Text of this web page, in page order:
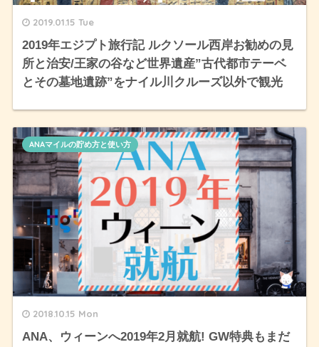
2019.01.15 Tue
2019年エジプト旅行記 ルクソール西岸お勧めの見
所と治安/王家の谷など世界遺産”古代都市テーベ
とその墓地遺跡”をナイル川クルーズ以外で観光
2018.10.15 Mon
ANA、ウィーンへ2019年2月就航! GW特典もまだ
ANAマイルの貯め方と使い方